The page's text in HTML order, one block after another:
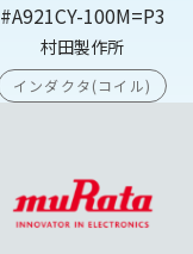
#A921CY-100M=P3
村田製作所
インダクタ(コイル)